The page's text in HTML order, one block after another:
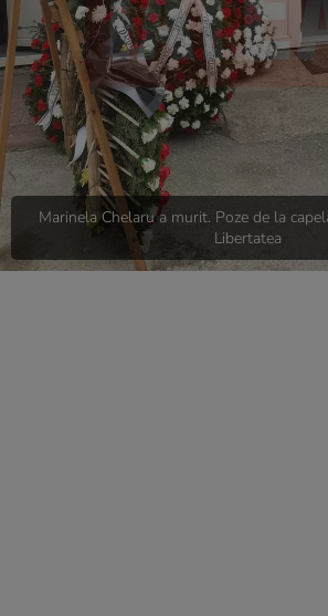
Marinela Chelaru a murit. Poze de la
Libertatea